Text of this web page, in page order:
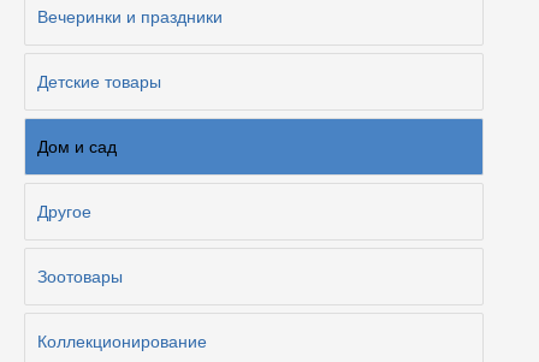
Вечеринки и праздники
Детские товары
Дом и сад
Другое
Зоотовары
Коллекционирование